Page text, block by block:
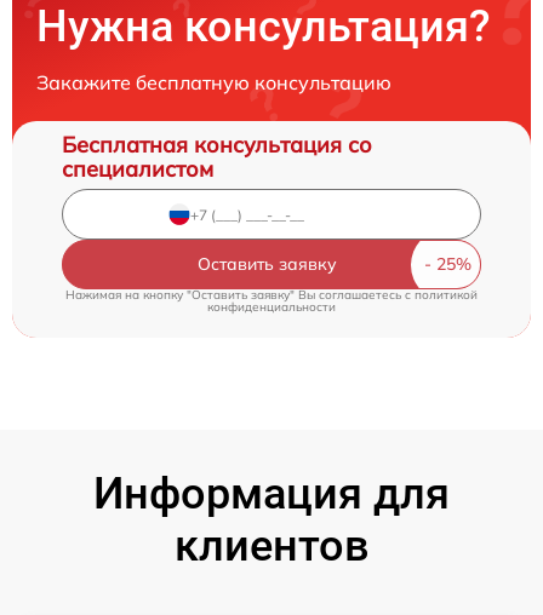
Нужна консультация?
Закажите бесплатную консультацию
Бесплатная консультация со
специалистом
Оставить заявку
Нажимая на кнопку "Оставить заявку" Вы соглашаетесь cполитикой
конфиденциальности
Информация для
клиентов